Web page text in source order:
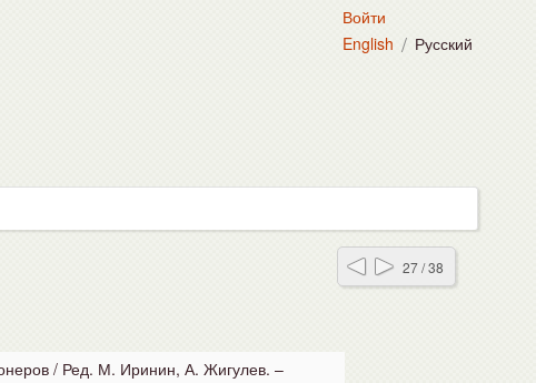
Войти
English / Русский
27 / 38
/ Ред. М. Иринин, А. Жигулев. –